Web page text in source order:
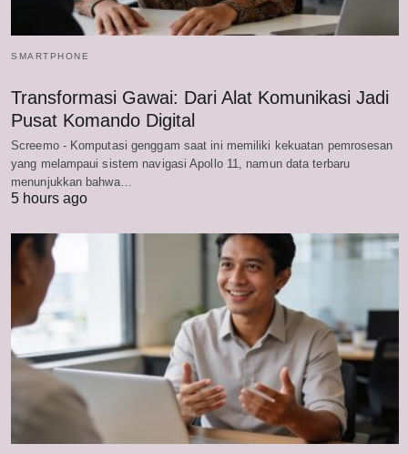
SMARTPHONE
Transformasi Gawai: Dari Alat Komunikasi Jadi
Pusat Komando Digital
Screemo - Komputasi genggam saat ini memiliki kekuatan pemrosesan
yang melampaui sistem navigasi Apollo 11, namun data terbaru
menunjukkan bahwa…
5 hours ago